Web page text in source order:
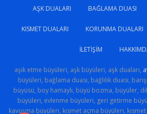
AŞK DUALARI
BAĞLAMA DUASI
KISMET DUALARI KORUNMA DUALARI
İLETIŞIM
aşık etme büyüleri, aşk büyüleri, aşk duaları,
büyüleri, bağlama duası, bağlılık duası,
büyüsü, boy hamaylı, büyü bozma, büyüler,
büyüleri, evlenme büyüleri, geri getirme
kavuşma büyüleri, kısmet açma büyüleri,